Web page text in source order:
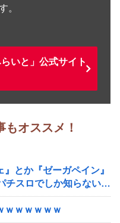
。
いと」公式サイト
もオススメ！
』とか『ゼーガペイン』
チスロでしか知らない謎
ｗｗｗｗｗｗ